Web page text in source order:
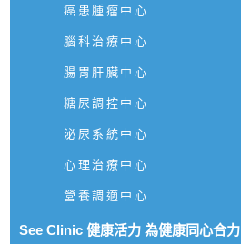
癌患腫瘤中心
腦科治療中心
腸胃肝臟中心
糖尿調控中心
泌尿系統中心
心理治療中心
營養調適中心
See Clinic 健康活力 為健康同心合力